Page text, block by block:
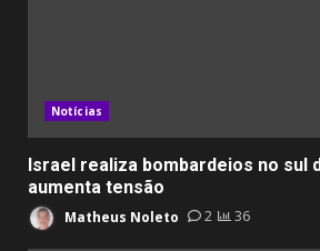
Notícias
Israel realiza bombardeios no sul
aumenta tensão
Matheus Noleto 2 36